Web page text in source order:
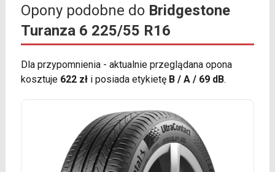
Opony podobne do Bridgestone
Turanza 6 225/55 R16
Dla przypomnienia - aktualnie przeglądana opona
kosztuje 622 złi posiada etykietę B / A / 69 dB.